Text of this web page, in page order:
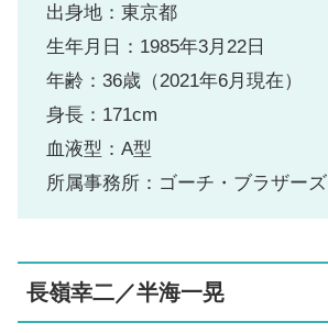
出身地：東京都
生年月日：1985年3月22日
年齢：36歳（2021年6月現在）
身長：171cm
血液型：A型
所属事務所：ゴーチ・ブラザーズ
長嶺幸二／半海一晃